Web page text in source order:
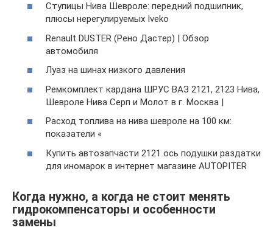
Ступицы Нива Шевроле: передний подшипник,
плюсы нерегулируемых Iveko
Renault DUSTER (Рено Дастер) | Обзор
автомобиля
Луаз на шинах низкого давления
Ремкомплект кардана ШРУС ВАЗ 2121, 2123 Нива,
Шевроле Нива Серп и Молот в г. Москва |
Расход топлива на нива шевроле на 100 км:
показатели «
Купить автозапчасти 2121 ось подушки раздатки
для иномарок в интернет магазине AUTOPITER
Когда нужно, а когда не стоит менять
гидрокомпенсаторы и особенности
замены